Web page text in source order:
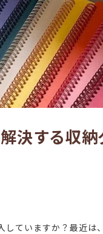
決する収
ていますか？最近は